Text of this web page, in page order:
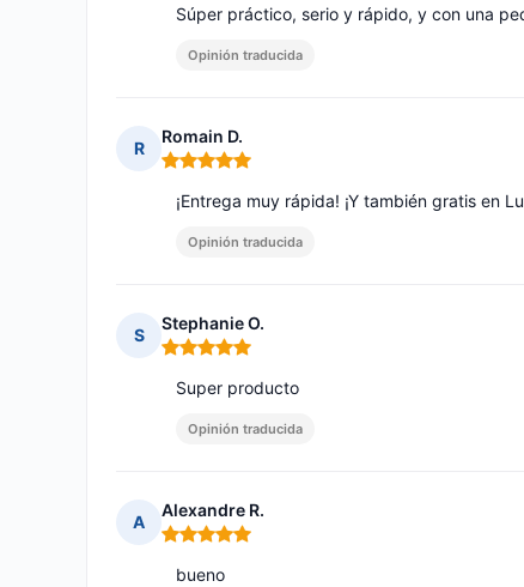
Súper práctico, serio y rápido, y con una
Opinión traducida
R
Romain D.
Nota: 5 de 5
¡Entrega muy rápida! ¡Y también gratis en
Opinión traducida
S
Stephanie O.
Nota: 5 de 5
Super producto
Opinión traducida
A
Alexandre R.
Nota: 5 de 5
bueno